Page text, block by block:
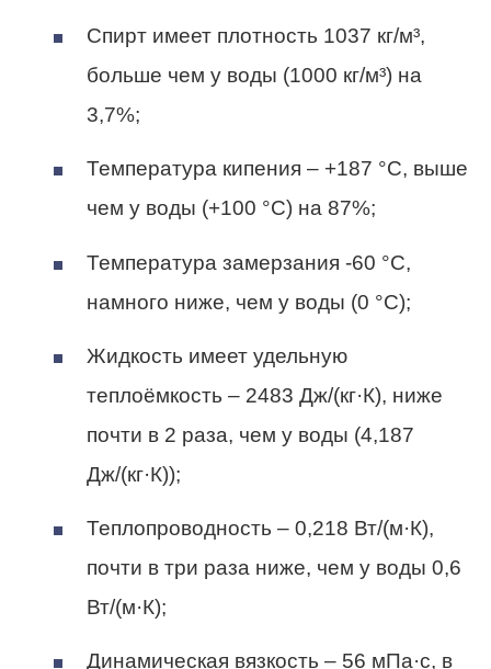
Спирт имеет плотность 1037 кг/м³,
больше чем у воды (1000 кг/м³) на
3,7%;
Температура кипения – +187 °С, выше
чем у воды (+100 °С) на 87%;
Температура замерзания -60 °С,
намного ниже, чем у воды (0 °С);
Жидкость имеет удельную
теплоёмкость – 2483 Дж/(кг·К), ниже
почти в 2 раза, чем у воды (4,187
Дж/(кг·К));
Теплопроводность – 0,218 Вт/(м·К),
почти в три раза ниже, чем у воды 0,6
Вт/(м·К);
Динамическая вязкость – 56 мПа·с, в